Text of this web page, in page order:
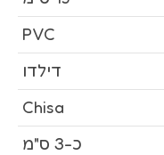
PVC
דילדו
Chisa
כ-3 ס"מ